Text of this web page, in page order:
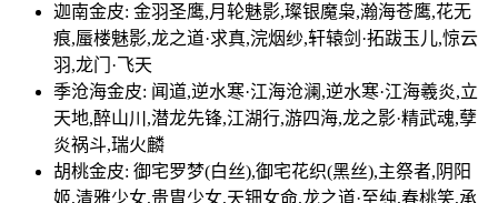
迦南金皮: 金羽圣鹰,月轮魅影,璨银魔枭,瀚海苍鹰,花无
痕,蜃楼魅影,龙之道·求真,浣烟纱,轩辕剑·拓跋玉儿,惊云
羽,龙门·飞天
季沧海金皮: 闻道,逆水寒·江海沧澜,逆水寒·江海羲炎,立
天地,醉山川,潜龙先锋,江湖行,游四海,龙之影·精武魂,孽
炎祸斗,瑞火麟
胡桃金皮: 御宅罗梦(白丝),御宅花织(黑丝),主祭者,阴阳
姬,清雅少女,贵胄少女,天钿女命,龙之道·至纯,春桃笑,承